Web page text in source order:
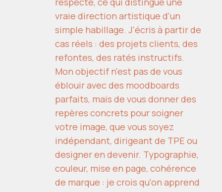
vraie direction artistique d'un
simple habillage. J'écris à partir de
cas réels : des projets clients, des
refontes, des ratés instructifs.
Mon objectif n'est pas de vous
éblouir avec des moodboards
parfaits, mais de vous donner des
repères concrets pour soigner
votre image, que vous soyez
indépendant, dirigeant de TPE ou
designer en devenir. Typographie,
couleur, mise en page, cohérence
de marque : je crois qu'on apprend